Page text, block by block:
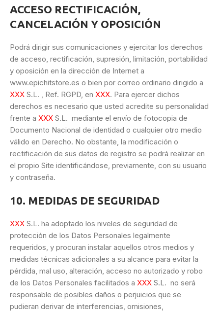
ACCESO RECTIFICACIÓN,
CANCELACIÓN Y OPOSICIÓN
Podrá dirigir sus comunicaciones y ejercitar los derechos
de acceso, rectificación, supresión, limitación, portabilidad
y oposición en la dirección de Internet a
www.epichitstore.es o bien por correo ordinario dirigido a
XXX S.L. , Ref. RGPD, en XXX. Para ejercer dichos
derechos es necesario que usted acredite su personalidad
frente a XXX S.L. mediante el envío de fotocopia de
Documento Nacional de identidad o cualquier otro medio
válido en Derecho. No obstante, la modificación o
rectificación de sus datos de registro se podrá realizar en
el propio Site identificándose, previamente, con su usuario
y contraseña.
10. MEDIDAS DE SEGURIDAD
XXX S.L. ha adoptado los niveles de seguridad de
protección de los Datos Personales legalmente
requeridos, y procuran instalar aquellos otros medios y
medidas técnicas adicionales a su alcance para evitar la
pérdida, mal uso, alteración, acceso no autorizado y robo
de los Datos Personales facilitados a XXX S.L. no será
responsable de posibles daños o perjuicios que se
pudieran derivar de interferencias, omisiones,